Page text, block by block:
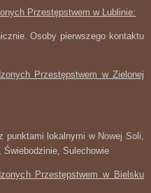
Przestępstwem w Lublinie:
Osoby pierwszego kontaktu
Przestępstwem w Zielonej
punktami lokalnymi w Nowej Soli,
Sulechowie
Przestępstwem w Bielsku